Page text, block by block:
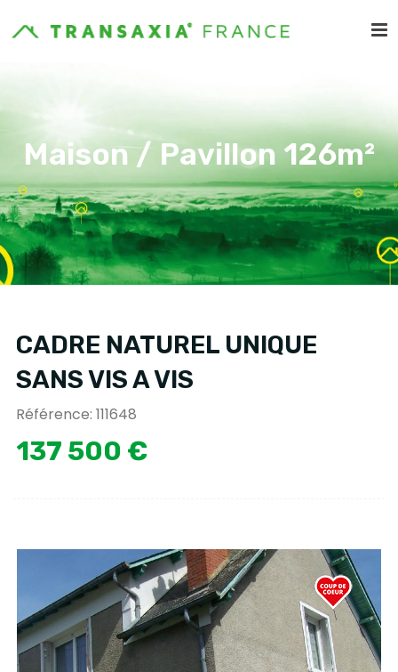
Maison / Pavillon 126m²
CADRE NATUREL UNIQUE
SANS VIS A VIS
Référence: 111648
137 500 €